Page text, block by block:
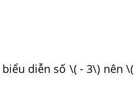
diễn số \( - 3\) nên \(